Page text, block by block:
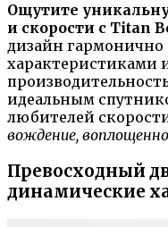
Ощутите
и скорости с Titan
дизайн гармонично
характеристиками
идеальным
любителей
вождение,
Превосходный
динамические